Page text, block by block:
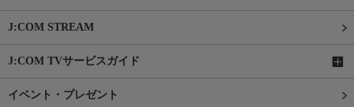
J:COM STREAM
J:COM TVサービスガイド
イベント・プレゼント